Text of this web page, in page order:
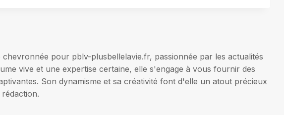
pour pblv-plusbellelavie.fr, passionnée par les actualités
vive et une expertise certaine, elle s'engage à vous fournir des
Son dynamisme et sa créativité font d'elle un atout précieux